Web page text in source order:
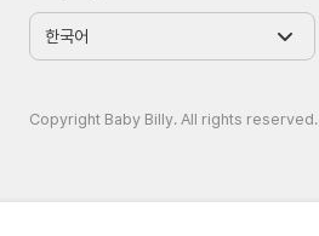
Copyright Baby Billy. All rights reserved.